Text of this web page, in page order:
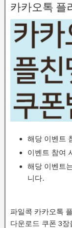
카카오톡 플
해당 이벤트
이벤트 참여
해당 이벤트
니다.
파일콕 카카오톡
다운로드 쿠폰 3